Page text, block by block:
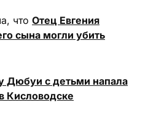
что Отец Евгения
сына могли убить
Дюбуи с детьми напала
Кисловодске